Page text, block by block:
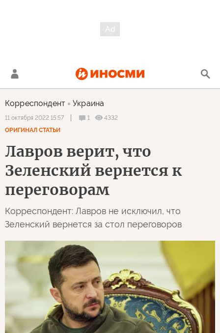
Корреспондент Украина
11 октября 2022 15:57 1
4332
ОРИГИНАЛ СТАТЬИ
Лавров верит, что
Зеленский вернется к
переговорам
Корреспондент: Лавров не исключил, что
Зеленский вернется за стол переговоров